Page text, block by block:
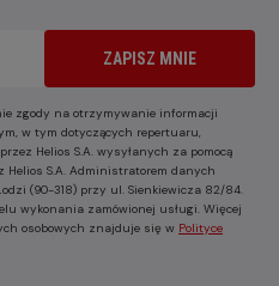
ZAPISZ MNIE
zgody na otrzymywanie informacji
w tym dotyczących repertuaru,
Helios S.A. wysyłanych za pomocą
Helios S.A. Administratorem danych
(90-318) przy ul. Sienkiewicza 82/84.
wykonania zamówionej usługi. Więcej
osobowych znajduje się w Polityce